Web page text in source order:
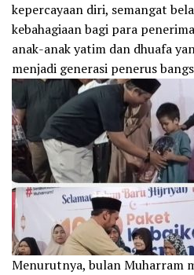
kepercayaan diri, semangat
kebahagiaan bagi para
anak-anak yatim dan dhuafa
menjadi generasi penerus
Menurutnya, bulan Muharram